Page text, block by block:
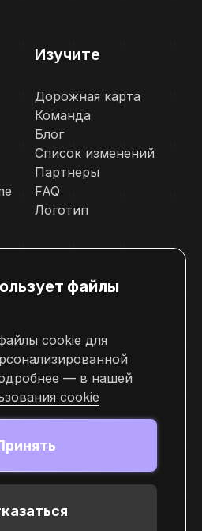
Изучите
Дорожная карта
Команда
Блог
Список изменений
Партнеры
FAQ
Логотип
файлы
cookie для
— в нашей
cookie